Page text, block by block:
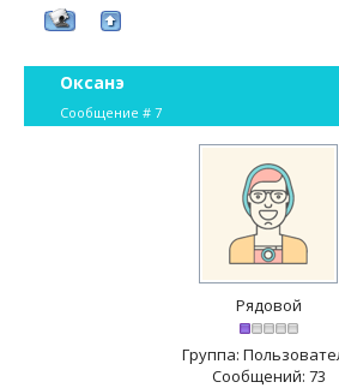
Оксанэ
Сообщение # 7
Рядовой
Группа:
Сообщений: 73